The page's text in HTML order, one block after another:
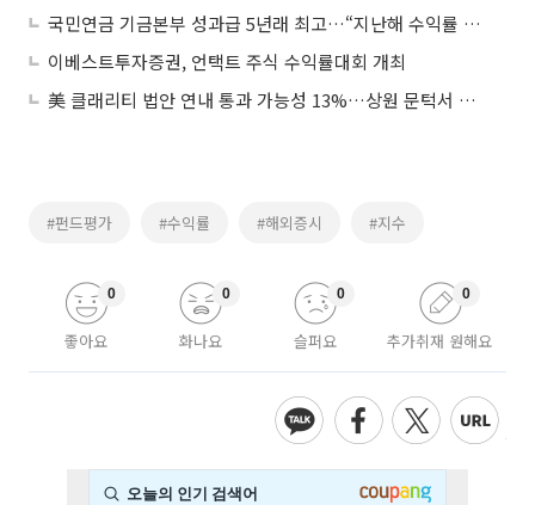
국민연금 기금본부 성과급 5년래 최고…“지난해 수익률 11.34% 성과 반영”
이베스트투자증권, 언택트 주식 수익률대회 개최
美 클래리티 법안 연내 통과 가능성 13%…상원 문턱서 제동
#펀드평가 #수익률 #해외증시 #지수
좋아요
0
화나요
0
슬퍼요
0
추가취재 원해요
0